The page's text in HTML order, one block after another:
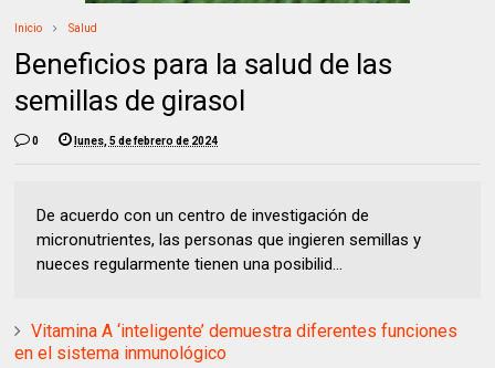
Inicio Salud
Beneficios para la salud de las
semillas de girasol
0 lunes, 5 de febrero de 2024
De acuerdo con un centro de investigación de
micronutrientes, las personas que ingieren semillas y
nueces regularmente tienen una posibilid...
Vitamina A ‘inteligente’ demuestra diferentes funciones
en el sistema inmunológico